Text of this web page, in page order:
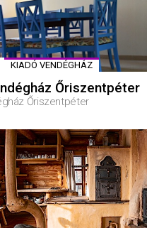
KIADÓ VENDÉGHÁZ
Őriszentpéter
Őriszentpéter